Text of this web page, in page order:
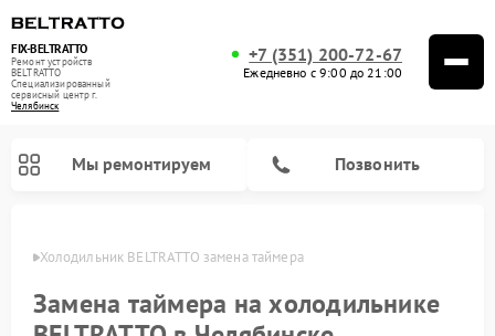
FIX-BELTRATTO
Ремонт устройств
BELTRATTO
Специализированный
cервисный центр г.
Челябинск
+7 (351) 200-72-67
Ежедневно с 9:00 до 21:00
Мы ремонтируем Позвонить
Холодильник BELTRATTO замена таймера
Замена таймера на холодильнике